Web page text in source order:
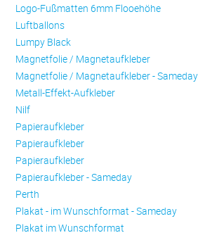
Logo-Fußmatten 6mm Flooehöhe
Luftballons
Lumpy Black
Magnetfolie / Magnetaufkleber
Magnetfolie / Magnetaufkleber - Sameday
Metall-Effekt-Aufkleber
Nilf
Papieraufkleber
Papieraufkleber
Papieraufkleber
Papieraufkleber - Sameday
Perth
Plakat - im Wunschformat - Sameday
Plakat im Wunschformat